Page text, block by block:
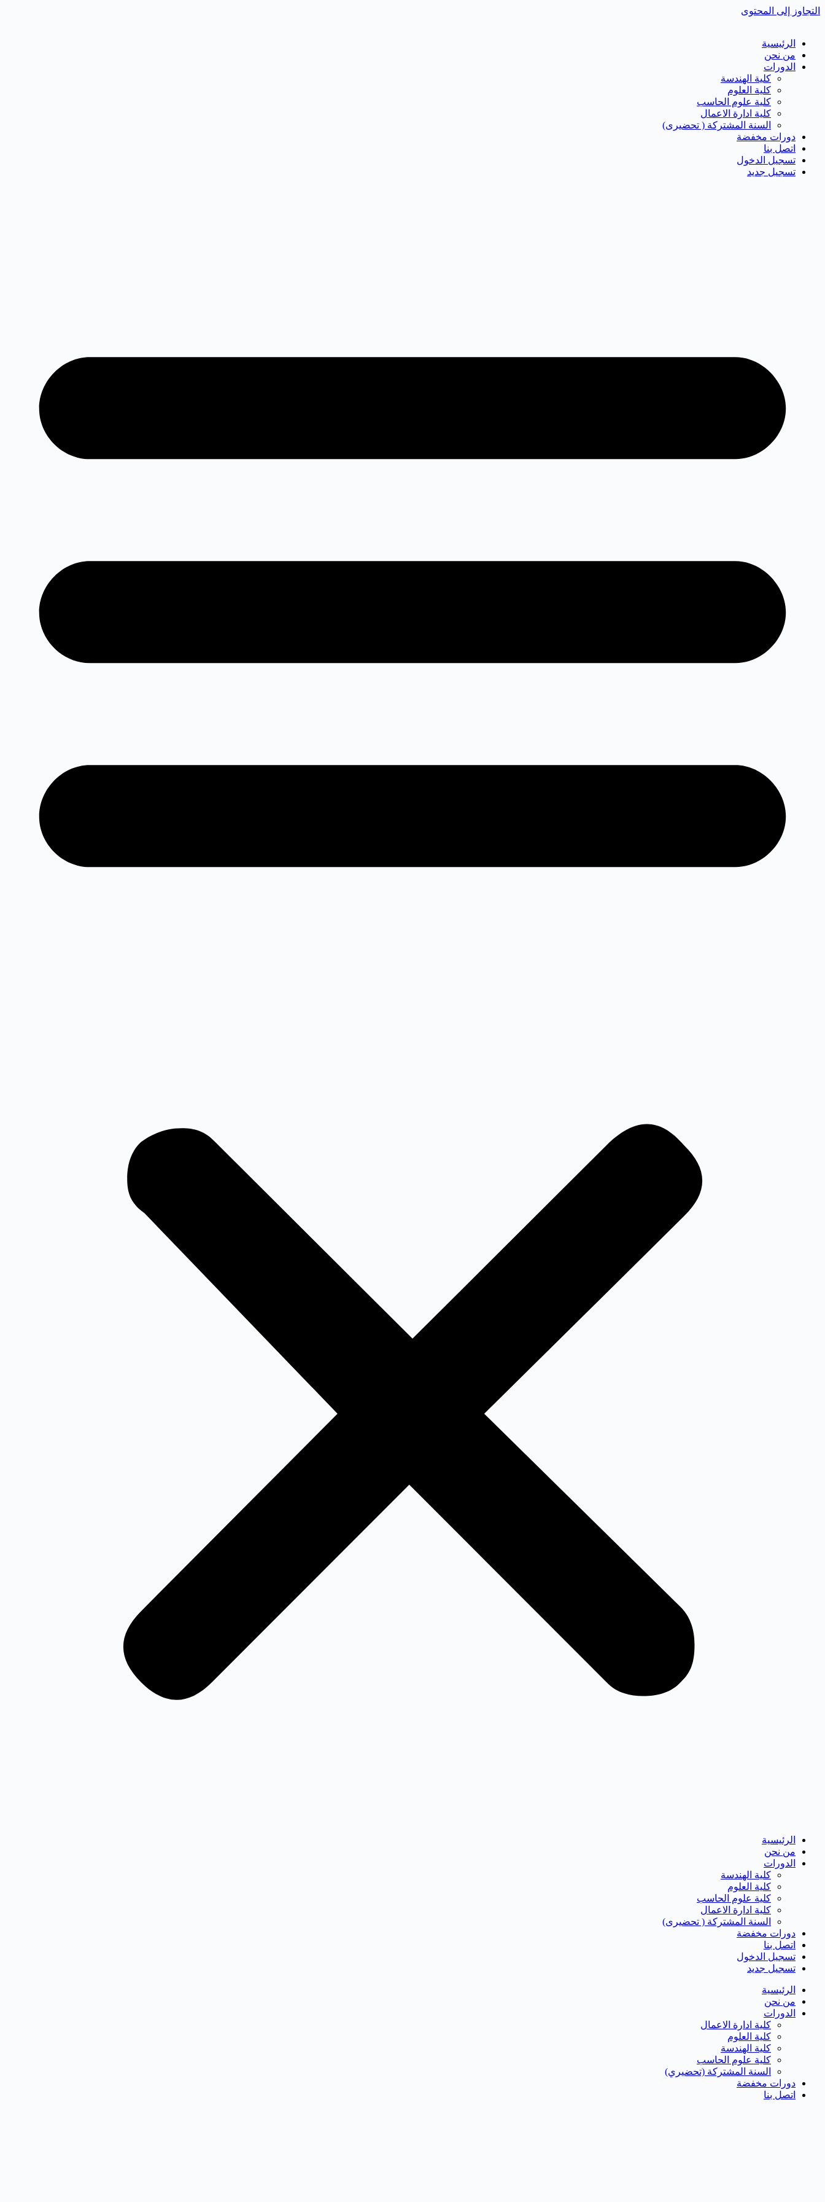
التجاوز إلى المحتوى
الرئيسية
من نحن
الدورات
كلية الهندسة
كلية العلوم
كلية علوم الحاسب
كلية ادارة الاعمال
السنة المشتركة ( تحضيرى)
دورات مخفضة
اتصل بنا
تسجيل الدخول
تسجيل جديد
الرئيسية
من نحن
الدورات
كلية الهندسة
كلية العلوم
كلية علوم الحاسب
كلية ادارة الاعمال
السنة المشتركة ( تحضيرى)
دورات مخفضة
اتصل بنا
تسجيل الدخول
تسجيل جديد
الرئيسية
من نحن
الدورات
كلية ادارة الاعمال
كلية العلوم
كلية الهندسة
كلية علوم الحاسب
السنة المشتركة (تحضيري)
دورات مخفضة
اتصل بنا